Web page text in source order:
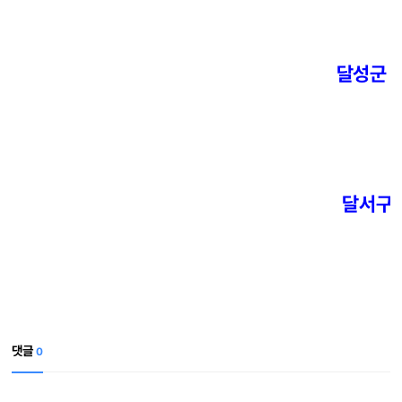
달성군
달서
댓글 0